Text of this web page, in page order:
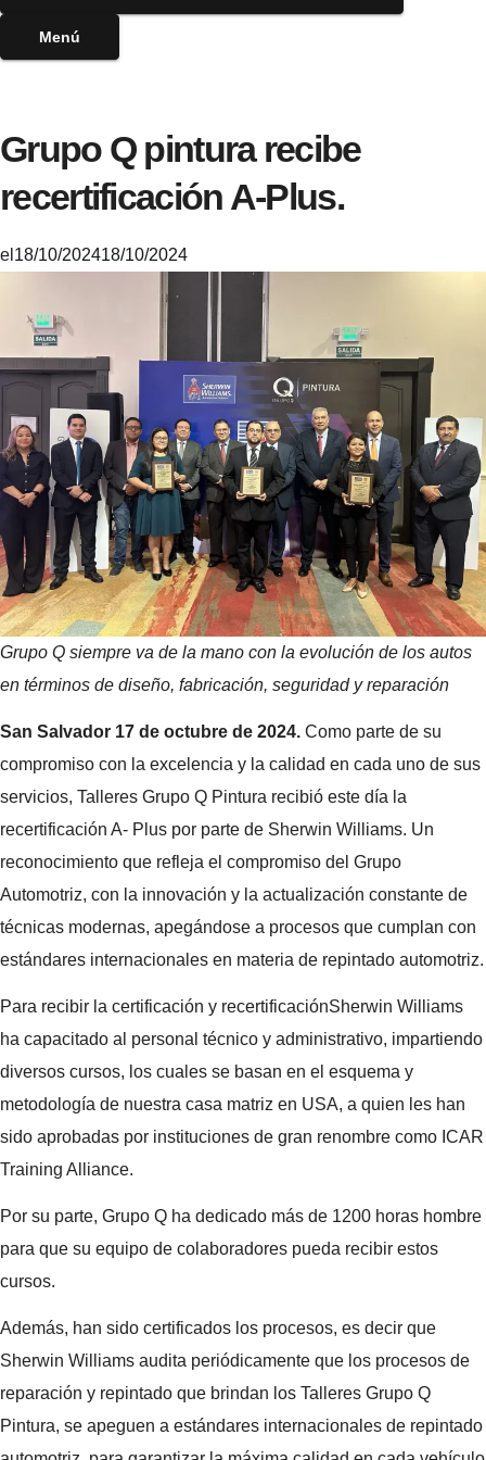
Menú
Grupo Q pintura recibe
recertificación A-Plus.
k
e
el 18/10/202418/10/2024
Grupo Q siempre va de la mano con la evolución de los autos
en términos de diseño, fabricación, seguridad y reparación
San Salvador 17 de octubre de 2024. Como parte de su
compromiso con la excelencia y la calidad en cada uno de sus
servicios, Talleres Grupo Q Pintura recibió este día la
recertificación A- Plus por parte de Sherwin Williams. Un
reconocimiento que refleja el compromiso del Grupo
Automotriz, con la innovación y la actualización constante de
técnicas modernas, apegándose a procesos que cumplan con
estándares internacionales en materia de repintado automotriz.
Para recibir la certificación y recertificaciónSherwin Williams
ha capacitado al personal técnico y administrativo, impartiendo
diversos cursos, los cuales se basan en el esquema y
metodología de nuestra casa matriz en USA, a quien les han
sido aprobadas por instituciones de gran renombre como ICAR
Training Alliance.
Por su parte, Grupo Q ha dedicado más de 1200 horas hombre
para que su equipo de colaboradores pueda recibir estos
cursos.
Además, han sido certificados los procesos, es decir que
Sherwin Williams audita periódicamente que los procesos de
reparación y repintado que brindan los Talleres Grupo Q
Pintura, se apeguen a estándares internacionales de repintado